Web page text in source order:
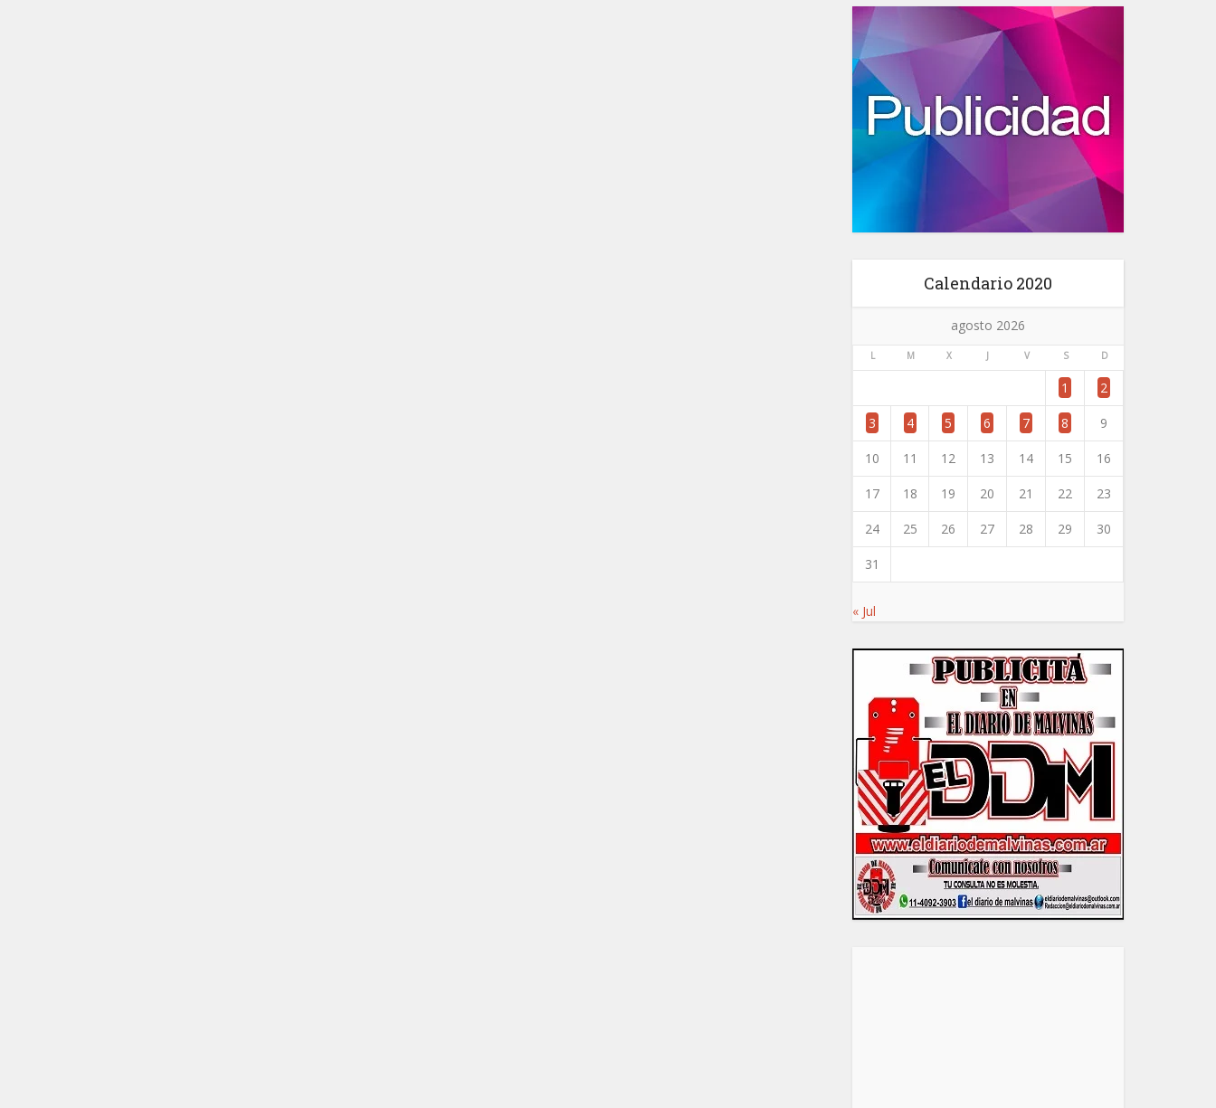
Calendario 2020
agosto 2026
L M X J V S D
1 2
3 4 5 6 7 8 9
10 11 12 13 14 15 16
17 18 19 20 21 22 23
24 25 26 27 28 29 30
31
« Jul